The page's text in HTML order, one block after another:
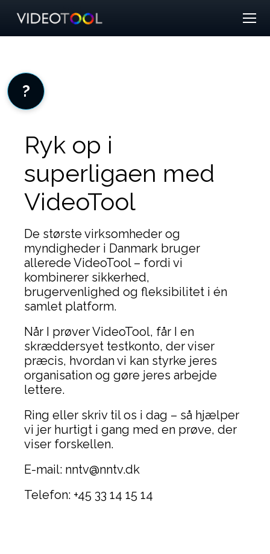
Ryk op i
superligaen med
VideoTool
De største virksomheder og
myndigheder i Danmark bruger
allerede VideoTool – fordi vi
kombinerer sikkerhed,
brugervenlighed og fleksibilitet i én
samlet platform.
Når I prøver VideoTool, får I en
skræddersyet testkonto, der viser
præcis, hvordan vi kan styrke jeres
organisation og gøre jeres arbejde
lettere.
Ring eller skriv til os i dag – så hjælper
vi jer hurtigt i gang med en prøve, der
viser forskellen.
E-mail: nntv@nntv.dk
Telefon: +45 33 14 15 14
?